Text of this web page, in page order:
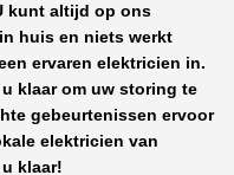
kunt altijd op ons
huis en niets werkt
ervaren elektricien in.
klaar om uw storing te
gebeurtenissen ervoor
elektricien van
klaar!